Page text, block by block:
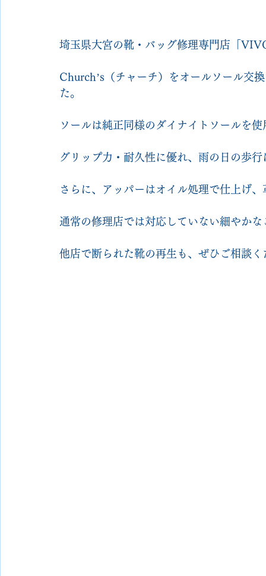
埼玉県大宮の靴・バッグ修理専門店「
Church’s（チャーチ）をオールソール交
た。
ソールは純正同様のダイナイトソールを使
グリップ力・耐久性に優れ、雨の日の歩
さらに、アッパーはオイル処理で仕上げ
通常の修理店では対応していない細やか
他店で断られた靴の再生も、ぜひご相談く